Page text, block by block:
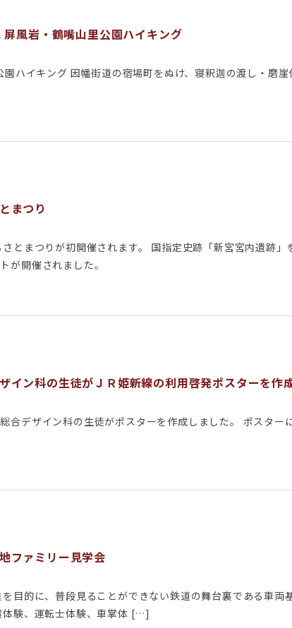
屏風岩・鶴嘴山里公園ハイキング
ハイキング 因幡街道の宿場町をぬけ、寝釈迦の渡し・磨
まつり
とまつりが初開催されます。 国指定史跡「新宮宮内遺跡
が開催されました。
イン科の生徒がＪＲ姫新線の利用啓発ポスターを作
合デザイン科の生徒がポスターを作成しました。 ポスタ
ファミリー見学会
目的に、普段見ることができない鉄道の舞台裏である車両
験、運転士体験、車掌体 […]